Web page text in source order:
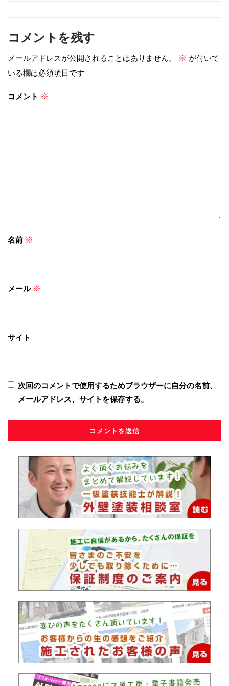
コメントを残す
メールアドレスが公開されることはありません。 ※ が付いて
いる欄は必須項目です
コメント ※
名前 ※
メール ※
サイト
次回のコメントで使用するためブラウザーに自分の名前、
メールアドレス、サイトを保存する。